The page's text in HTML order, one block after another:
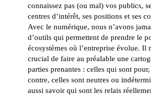
connaissez pas (ou mal) vos publics,
centres d’intérêt, ses positions et ses
Avec le numérique, nous n’avons
d’outils qui permettent de prendre le
écosystèmes où l’entreprise évolue. Il
crucial de faire au préalable une
parties prenantes : celles qui sont
contre, celles sont neutres ou
aussi savoir qui sont les relais